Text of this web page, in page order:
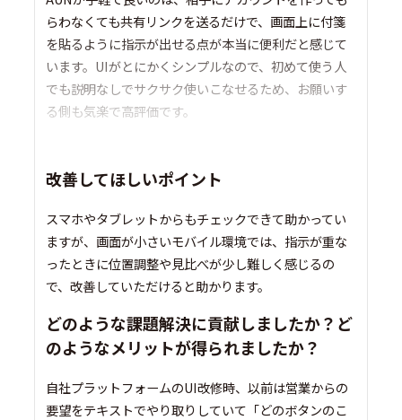
らわなくても共有リンクを送るだけで、画面上に付箋
を貼るように指示が出せる点が本当に便利だと感じて
います。UIがとにかくシンプルなので、初めて使う人
でも説明なしでサクサク使いこなせるため、お願いす
る側も気楽で高評価です。
改善してほしいポイント
スマホやタブレットからもチェックできて助かってい
ますが、画面が小さいモバイル環境では、指示が重な
ったときに位置調整や見比べが少し難しく感じるの
で、改善していただけると助かります。
どのような課題解決に貢献しましたか？ど
のようなメリットが得られましたか？
自社プラットフォームのUI改修時、以前は営業からの
要望をテキストでやり取りしていて「どのボタンのこ